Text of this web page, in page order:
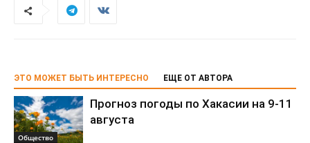
ЭТО МОЖЕТ БЫТЬ ИНТЕРЕСНО ЕЩЕ ОТ АВТОРА
Общество
Прогноз погоды по Хакасии на 9-11
августа